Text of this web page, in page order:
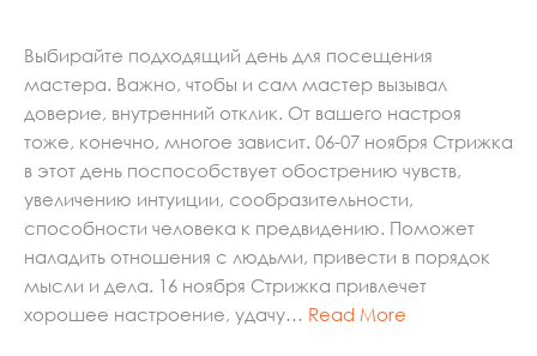
Выбирайте подходящий день для посещения
мастера. Важно, чтобы и сам мастер вызывал
доверие, внутренний отклик. От вашего настроя
тоже, конечно, многое зависит. 06-07 ноября Стрижка
в этот день поспособствует обострению чувств,
увеличению интуиции, сообразительности,
способности человека к предвидению. Поможет
наладить отношения с людьми, привести в порядок
мысли и дела. 16 ноября Стрижка привлечет
хорошее настроение, удачу… Read More